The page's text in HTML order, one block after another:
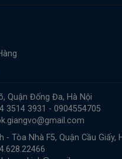
Quận Đống Đa, Hà Nội
3514 3931 - 0904554705
- Tòa Nhà F5, Quận Cầu Giấy,